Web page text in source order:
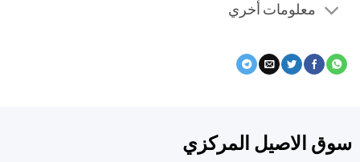
معلومات أخري
الاصيل المركزي